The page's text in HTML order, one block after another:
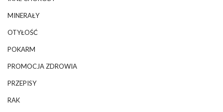
MINERAŁY
OTYŁOŚĆ
POKARM
PROMOCJA ZDROWIA
PRZEPISY
RAK